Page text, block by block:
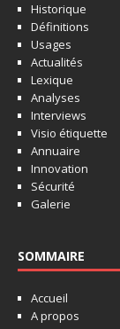
Historique
Définitions
Usages
Actualités
Lexique
Analyses
Interviews
Visio étiquette
Annuaire
Innovation
Sécurité
Galerie
SOMMAIRE
Accueil
A propos